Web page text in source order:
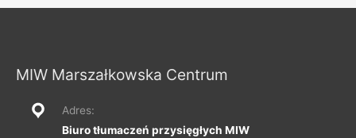
MIW Marszałkowska Centrum
Adres:
Biuro tłumaczeń przysięgłych MIW